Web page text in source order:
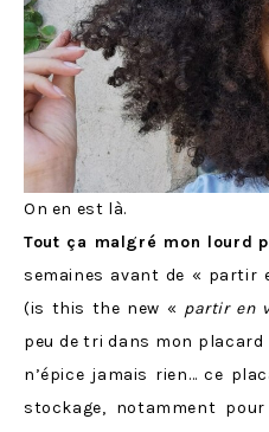
On en est là.
Tout ça malgré mon lourd
semaines avant de « partir
(is this the new « partir en
peu de tri dans mon placard
n’épice jamais rien… ce
stockage, notamment